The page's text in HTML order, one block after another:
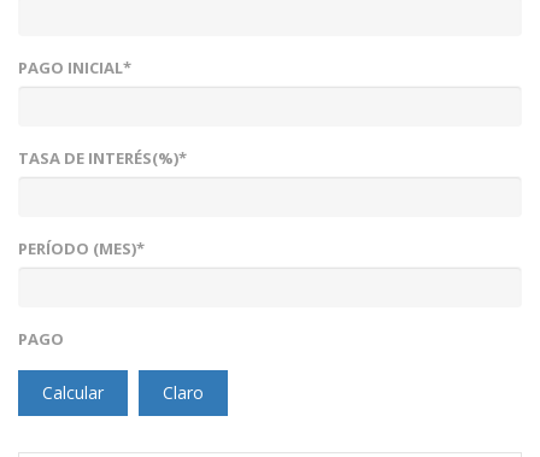
PAGO INICIAL*
TASA DE INTERÉS(%)*
PERÍODO (MES)*
PAGO
Calcular Claro